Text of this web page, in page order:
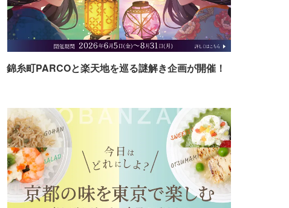
錦糸町PARCOと楽天地を巡る謎解き企画が開催！